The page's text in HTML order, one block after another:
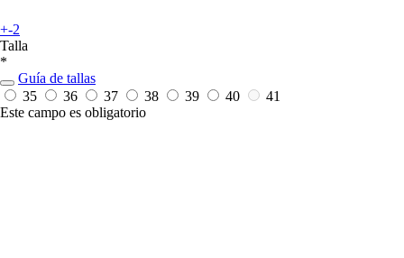
+-2
Talla
*
Guía de tallas
35
36 37 38 39 40
41
Este campo es obligatorio